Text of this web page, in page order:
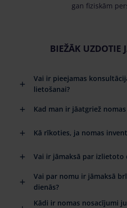
gan fiziskām
BIEŽĀK UZDOTIE
Vai ir pieejamas
lietošanai?
Kad man ir jāatgriež
Kā rīkoties, ja nomas
Vai ir jāmaksā par izlietoto
Vai par nomu ir jāmaksā
dienās?
Kādi ir nomas nosacījumi